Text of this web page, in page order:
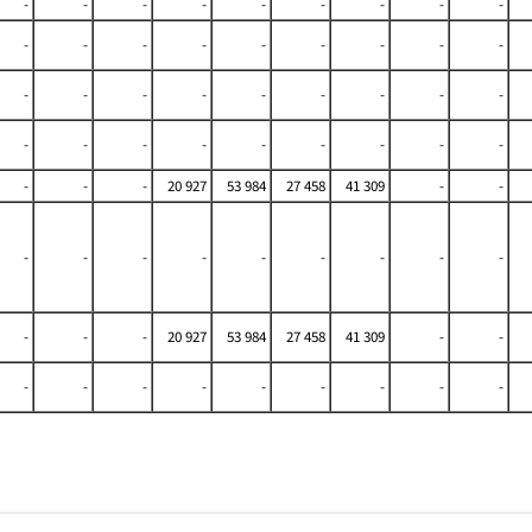
- - - - - - - -
-
- - - - - - - -
-
- - - - - - - -
-
- - - 20 927 53 984 27 458 41 309 -
-
- - - - - - - - -
- - - 20 927 53 984 27 458 41 309 -
-
- - - - - - - - -